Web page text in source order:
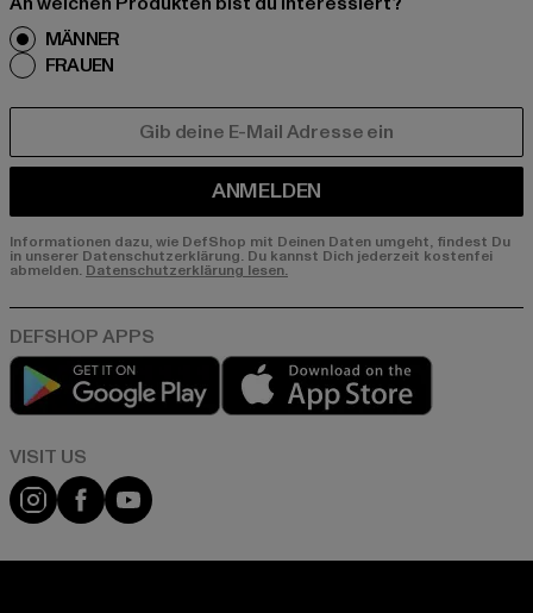
MÄNNER
FRAUEN
ANMELDEN
Informationen dazu, wie DefShop mit Deinen Daten umgeht, findest Du
in unserer Datenschutzerklärung. Du kannst Dich jederzeit kostenfei
abmelden.Datenschutzerklärung lesen.
Play market
Visit our Instagram page:
Visit our Facebook page:
Visit our YouTube channel: